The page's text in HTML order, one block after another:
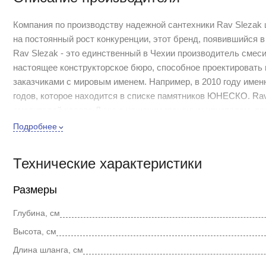
Компания по производству надежной сантехники Rav
на постоянный рост конкуренции, этот бренд,
Rav Slezak - это единственный в Чехии производитель
настоящее конструкторское бюро, способное
заказчиками с мировым именем. Например, в 2010 году
годов, которое находится в списке памятников ЮНЕСКО.
функциональностью.
настоящей сенсацией на рынке смесителей. Сложный
элементы превращают смеситель в настоящий источник
Смеситель на борт ванны Rav Slezak Labe L571.5PSM
Подробнее
Технические характеристики
Размеры
Глубина, см
Высота, см
Длина шланга, см